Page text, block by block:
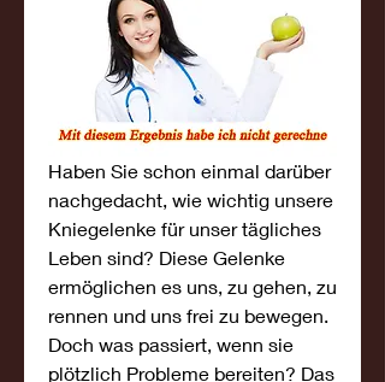
Haben Sie schon einmal darüber
nachgedacht, wie wichtig unsere
Kniegelenke für unser tägliches
Leben sind? Diese Gelenke
ermöglichen es uns, zu gehen, zu
rennen und uns frei zu bewegen.
Doch was passiert, wenn sie
plötzlich Probleme bereiten? Das